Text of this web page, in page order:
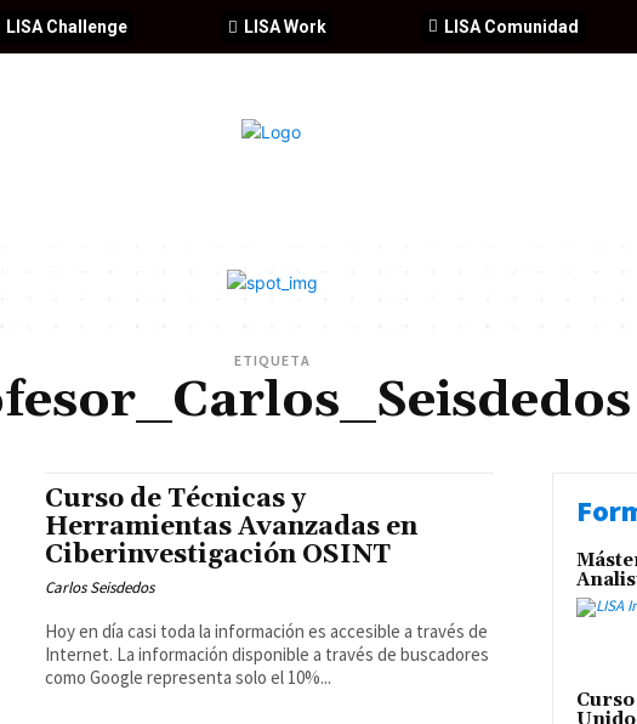
LISA Comunidad
LISA Work
LISA Challenge
ETIQUETA
Curso de Técnicas y
Herramientas Avanzadas en
Ciberinvestigación OSINT
Carlos Seisdedos
Hoy en día casi toda la información es accesible a través de
Internet. La información disponible a través de buscadores
como Google representa solo el 10%...